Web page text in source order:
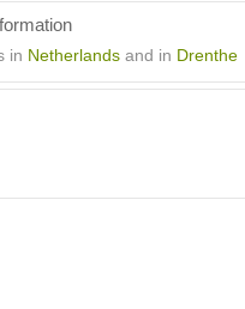
in Netherlands and in Drenthe